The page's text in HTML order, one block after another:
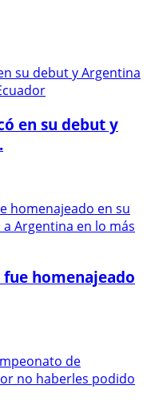
en su debut y
homenajeado